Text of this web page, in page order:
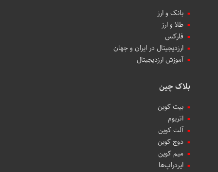
بانک و ارز
طلا و ارز
فارکس
ارزدیجیتال در ایران و جهان
آموزش ارزدیجیتال
بلاک چین
بیت کوین
اتریوم
آلت کوین
دوج کوین
میم کوین‌
ایردراپ‌ها